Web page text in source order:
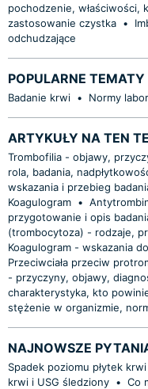
pochodzenie, właściwości,
zastosowanie czystka •
odchudzające
POPULARNE TEMATY
Badanie krwi • Normy
ARTYKUŁY NA TEN
Trombofilia - objawy,
rola, badania,
wskazania i przebieg
Koagulogram •
przygotowanie i opis
(trombocytoza) - rodzaje,
Koagulogram - wskazania
Przeciwciała przeciw
- przyczyny, objawy,
charakterystyka, kto
stężenie w organizmie,
NAJNOWSZE
Spadek poziomu płytek
krwi i USG śledziony • Co